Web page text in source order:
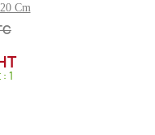
Cm
1